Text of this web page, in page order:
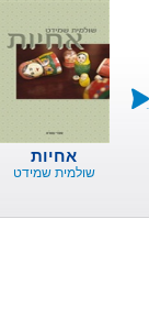
אחיות
שולמית שמידט